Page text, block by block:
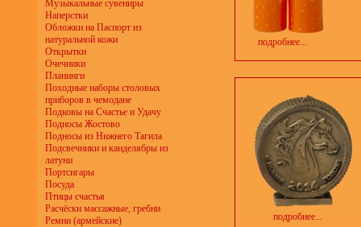
Музыкальные сувениры
Наперстки
Обложки на Паспорт из
натуральной кожи
Открытки
Очечники
Планинги
Походные наборы столовых
приборов в чемодане
Подковы на Счастье и Удачу
Подносы Жостово
Подносы из Нижнего Тагила
Подсвечники и канделябры из
латуни
Портсигары
Посуда
Птицы счастья
Расчёски массажные, гребни
Ремни (армейские)
подробнее...
подробнее...